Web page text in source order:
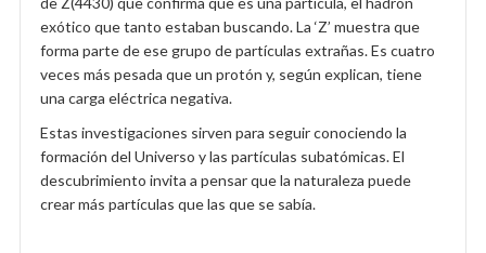
exótico que tanto estaban buscando. La ‘Z’ muestra que
forma parte de ese grupo de partículas extrañas. Es cuatro
veces más pesada que un protón y, según explican, tiene
una carga eléctrica negativa.
Estas investigaciones sirven para seguir conociendo la
formación del Universo y las partículas subatómicas. El
descubrimiento invita a pensar que la naturaleza puede
crear más partículas que las que se sabía.